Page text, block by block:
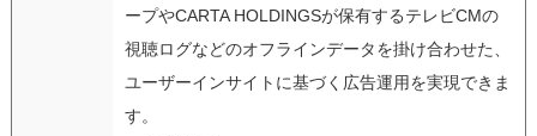
ープやCARTA HOLDINGSが保有するテレビCMの
視聴ログなどのオフラインデータを掛け合わせた、
ユーザーインサイトに基づく広告運用を実現できま
す。